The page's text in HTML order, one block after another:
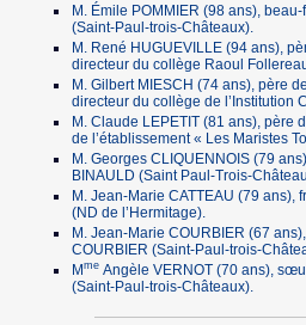
M. Émile POMMIER (98 ans),
(Saint-Paul-trois-Châteaux).
M. René HUGUEVILLE (94 ans),
directeur du collège Raoul
M. Gilbert MIESCH (74 ans), père
directeur du collège de l’Institution
M. Claude LEPETIT (81 ans), père
de l’établissement « Les Maristes
M. Georges CLIQUENNOIS (79
BINAULD (Saint Paul-Trois-
M. Jean-Marie CATTEAU (79 ans),
(ND de l’Hermitage).
M. Jean-Marie COURBIER (67
COURBIER (Saint-Paul-trois-
Mme Angèle VERNOT (70 ans),
(Saint-Paul-trois-Châteaux).